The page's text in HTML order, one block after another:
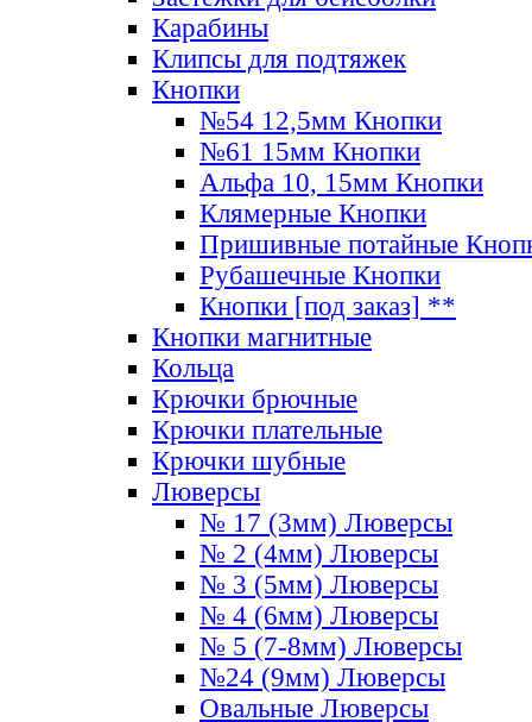
Карабины
Клипсы для подтяжек
Кнопки
№54 12,5мм Кнопки
№61 15мм Кнопки
Альфа 10, 15мм Кнопки
Клямерные Кнопки
Пришивные потайные
Рубашечные Кнопки
Кнопки [под заказ] **
Кнопки магнитные
Кольца
Крючки брючные
Крючки плательные
Крючки шубные
Люверсы
№ 17 (3мм) Люверсы
№ 2 (4мм) Люверсы
№ 3 (5мм) Люверсы
№ 4 (6мм) Люверсы
№ 5 (7-8мм) Люверсы
№24 (9мм) Люверсы
Овальные Люверсы